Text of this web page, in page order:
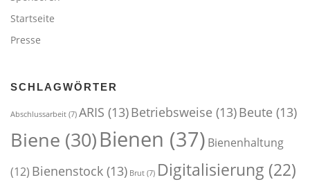
Startseite
Presse
SCHLAGWÖRTER
Abschlussarbeit (7) ARIS (13)Betriebsweise (13)Beute (13)
Biene (30)Bienen (37) Bienenhaltung
(12) Bienenstock (13) Brut (7) Digitalisierung (22)